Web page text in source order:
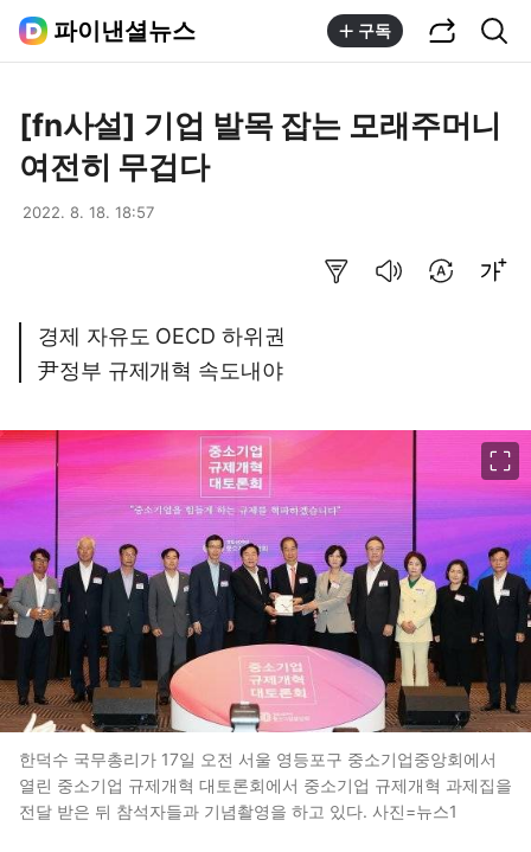
파이낸셜뉴스 구독
[fn사설] 기업 발목 잡는 모래주머니
여전히 무겁다
2022. 8. 18. 18:57
경제 자유도 OECD 하위권
尹정부 규제개혁 속도내야
한덕수 국무총리가 17일 오전 서울 영등포구 중소기업중앙회에서
열린 중소기업 규제개혁 대토론회에서 중소기업 규제개혁 과제집을
전달 받은 뒤 참석자들과 기념촬영을 하고 있다. 사진=뉴스1